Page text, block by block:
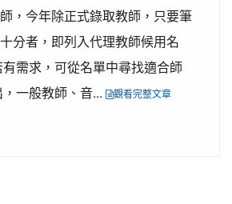
，今年除正式錄取教師，只要筆
分者，即列入代理教師候用名
需求，可從名單中尋找適合師
一般教師、音...
觀看完整文章